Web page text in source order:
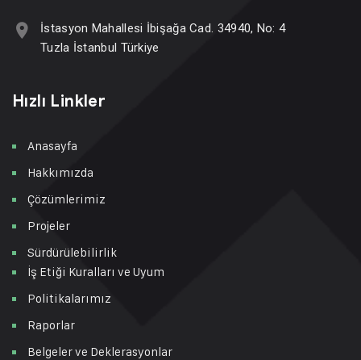
İstasyon Mahallesi İbişağa Cad. 34940, No: 4
Tuzla İstanbul Türkiye
Hızlı Linkler
Anasayfa
Hakkımızda
Çözümlerimiz
Projeler
Sürdürülebilirlik
İş Etiği Kuralları ve Uyum
Politikalarımız
Raporlar
Belgeler ve Deklerasyonlar